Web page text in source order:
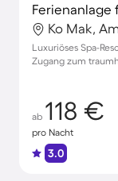
Ferienanlage
Ko Mak,
Luxuriöses Spa-
Zugang zum
ab 118 €
pro Nacht
3.0